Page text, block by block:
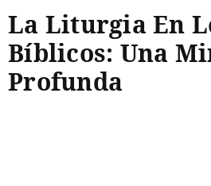
La Liturgia En
Bíblicos: Una
Profunda